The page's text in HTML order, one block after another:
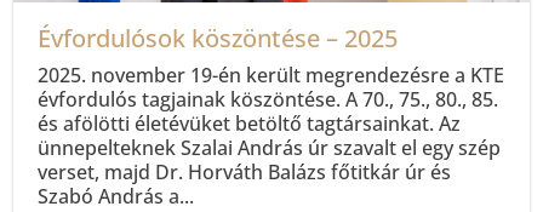
Évfordulósok köszöntése – 2025
2025. november 19-én került megrendezésre a KTE
évfordulós tagjainak köszöntése. A 70., 75., 80., 85.
és afölötti életévüket betöltő tagtársainkat. Az
ünnepelteknek Szalai András úr szavalt el egy szép
verset, majd Dr. Horváth Balázs főtitkár úr és
Szabó András a...